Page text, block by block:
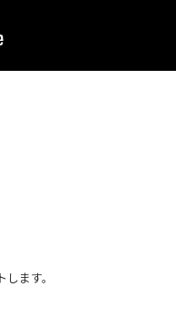
ます。